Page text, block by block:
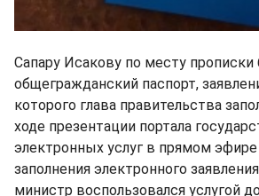
Сапару Исакову по месту
общегражданский паспорт,
которого глава правительства
ходе презентации портала
электронных услуг в прямом
заполнения электронного
министр воспользовался услугой